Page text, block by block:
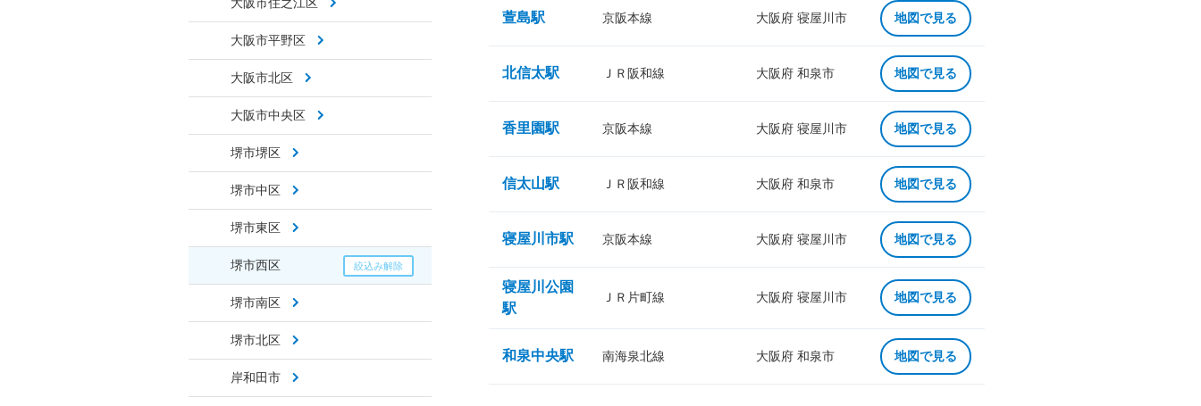
大阪市平野区
大阪市北区
大阪市中央区
堺市堺区
堺市中区
堺市東区
堺市西区
堺市南区
堺市北区
岸和田市
萱島駅 京阪本線 大阪府 寝屋川市 地図で見る
北信太駅 ＪＲ阪和線 大阪府 和泉市 地図で見る
香里園駅 京阪本線 大阪府 寝屋川市 地図で見る
信太山駅 ＪＲ阪和線 大阪府 和泉市 地図で見る
寝屋川市駅 京阪本線 大阪府 寝屋川市 地図で見る
寝屋川公園
駅
ＪＲ片町線 大阪府 寝屋川市 地図で見る
和泉中央駅 南海泉北線 大阪府 和泉市 地図で見る